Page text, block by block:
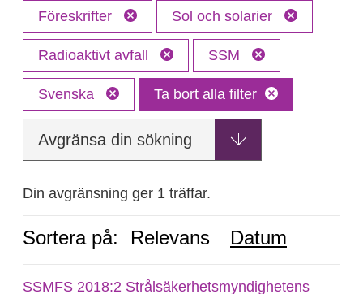
Föreskrifter Sol och solarier
Radioaktivt avfall SSM
Svenska Ta bort alla filter
Avgränsa din sökning
Din avgränsning ger 1 träffar.
Sortera på: Relevans Datum
SSMFS 2018:2 Strålsäkerhetsmyndighetens